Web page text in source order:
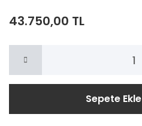
43.750,00 TL
Sepete Ekle